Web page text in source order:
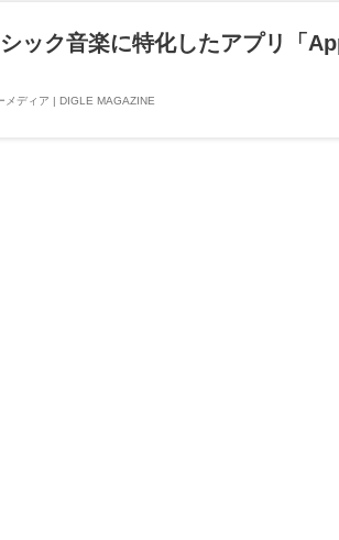
ック音楽に特化したアプリ「
メディア | DIGLE MAGAZINE